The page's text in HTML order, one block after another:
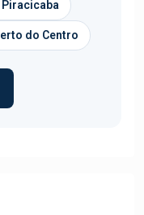
do Centro